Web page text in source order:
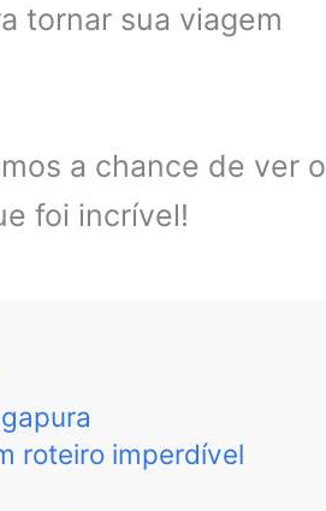
tornar sua viagem
a chance de ver o
foi incrível!
roteiro imperdível